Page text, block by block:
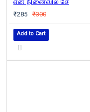
₹285 ₹300
Add to Cart